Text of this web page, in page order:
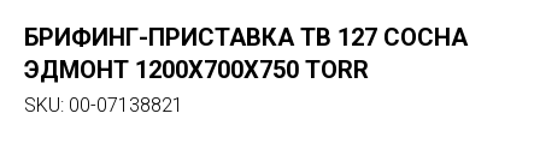
БРИФИНГ-ПРИСТАВКА TB 127 СОСНА
ЭДМОНТ 1200Х700Х750 TORR
SKU: 00-07138821